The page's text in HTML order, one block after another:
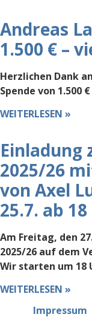
Andreas
1.500 € –
Herzlichen Dank
Spende von 1.500
WEITERLESEN »
Einladung
2025/26
von Axel
25.7. ab
Am Freitag, den
2025/26 auf dem
Wir starten um 18
WEITERLESEN »
Impressum